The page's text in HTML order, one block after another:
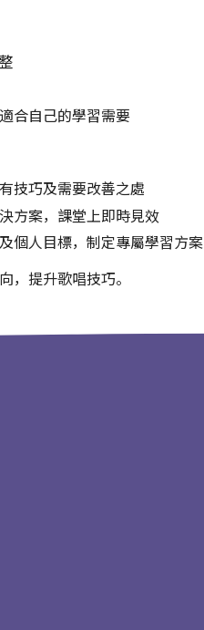
合自己的學習需要
技巧及需要改善之處
方案，課堂上即時見效
個人目標，制定專屬學習方案
，提升歌唱技巧。